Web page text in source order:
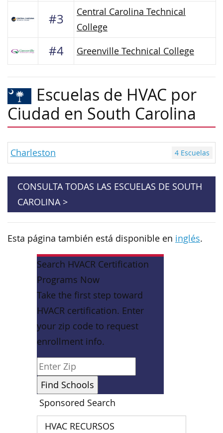
Search HVACR Certification
Programs Now
Take the first step toward
HVACR certification. Enter
your zip code to request
enrollment info.
Sponsored Search
HVAC RECURSOS
#3
Central Carolina Technical
College
#4 Greenville Technical College
Escuelas de HVAC por
Ciudad en South Carolina
Charleston 4 Escuelas
CONSULTA TODAS LAS ESCUELAS DE SOUTH
CAROLINA >
Esta página también está disponible en inglés.